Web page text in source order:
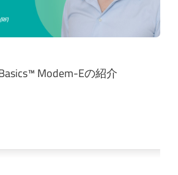
Modem-Eの紹介